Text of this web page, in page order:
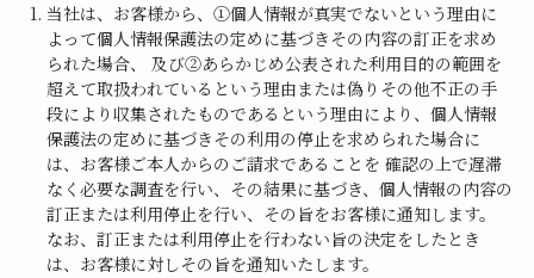
当社は、お客様から、①個人情報が真実でないという理由に
よって個人情報保護法の定めに基づきその内容の訂正を求め
られた場合、 及び②あらかじめ公表された利用目的の範囲を
超えて取扱われているという理由または偽りその他不正の手
段により収集されたものであるという理由により、個人情報
保護法の定めに基づきその利用の停止を求められた場合に
は、お客様ご本人からのご請求であることを 確認の上で遅滞
なく必要な調査を行い、その結果に基づき、個人情報の内容の
訂正または利用停止を行い、その旨をお客様に通知します。
なお、訂正または利用停止を行わない旨の決定をしたとき
は、お客様に対しその旨を通知いたします。